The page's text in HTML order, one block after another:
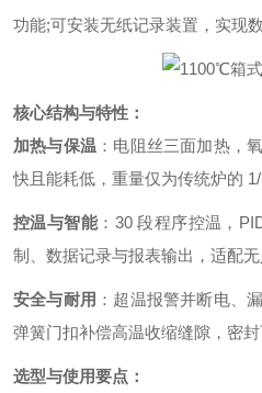
功能;可安装无纸记录装置，实现
核心结构与特性：
加热与保温 ：电阻丝三面加热，
快且能耗低，重量仅为传统炉的 1/
控温与智能 ：30 段程序控温，
制、数据记录与报表输出，适配无
安全与耐用 ：超温报警并断电、
弹簧门扣补偿高温收缩缝隙，密封
选型与使用要点：